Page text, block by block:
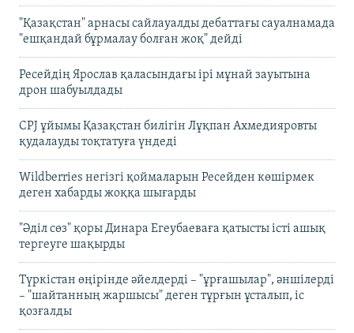
"Қазақстан" арнасы сайлауалды дебаттағы сауалнамада
"ешқандай бұрмалау болған жоқ" дейді
Ресейдің Ярослав қаласындағы ірі мұнай зауытына
дрон шабуылдады
CPJ ұйымы Қазақстан билігін Лұқпан Ахмедияровты
қудалауды тоқтатуға үндеді
Wildberries негізгі қоймаларын Ресейден көшірмек
деген хабарды жоққа шығарды
"Әділ сөз" қоры Динара Егеубаеваға қатысты істі ашық
тергеуге шақырды
Түркістан өңірінде әйелдерді – "ұрғашылар", әншілерді
– "шайтанның жаршысы" деген тұрғын ұсталып, іс
қозғалды